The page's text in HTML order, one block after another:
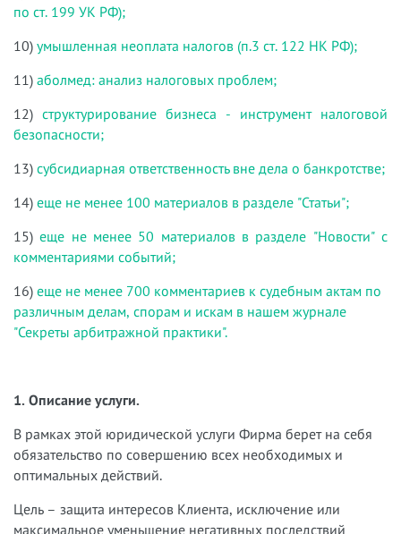
по ст. 199 УК РФ);
10) умышленная неоплата налогов (п.3 ст. 122 НК РФ);
11) аболмед: анализ налоговых проблем;
12) структурирование бизнеса - инструмент налоговой
безопасности;
13) субсидиарная ответственность вне дела о банкротстве;
14) еще не менее 100 материалов в разделе "Статьи";
15)еще не менее 50 материалов в разделе "Новости" с
комментариями событий;
16) еще не менее 700 комментариев к судебным актам по
различным делам, спорам и искам в нашем журнале
"Секреты арбитражной практики".
1. Описание услуги.
В рамках этой юридической услуги Фирма берет на себя
обязательство по совершению всех необходимых и
оптимальных действий.
Цель – защита интересов Клиента, исключение или
максимальное уменьшение негативных последствий